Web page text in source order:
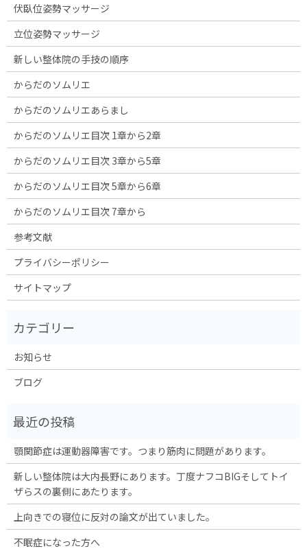
伏臥位姿勢マッサージ
立位姿勢マッサージ
新しい整体院の手技の順序
からだのソムリエ
からだのソムリエあらまし
からだのソムリエ目次 1章から2章
からだのソムリエ目次 3章から5章
からだのソムリエ目次 5章から6章
からだのソムリエ目次 7章から
参考文献
プライバシーポリシー
サイトマップ
お知らせ
ブログ
顎関節症は運動器障害です。つまり筋肉に問題があります。
新しい整体院は大内長野にあります。丁度ナフコBIGそしてトイ
ザらスの裏側にあたります。
上向きでの寝位に反対の論文が出ていました。
不眠症になった方へ